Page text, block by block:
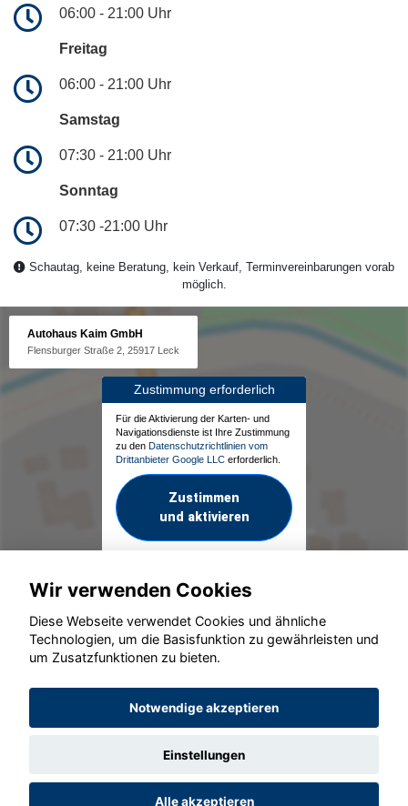
06:00 - 21:00 Uhr
Freitag
06:00 - 21:00 Uhr
Samstag
07:30 - 21:00 Uhr
Sonntag
07:30 -21:00 Uhr
Schautag, keine Beratung, kein Verkauf, Terminvereinbarungen vorab
möglich.
Autohaus Kaim GmbH
Flensburger Straße 2, 25917 Leck
Zustimmung erforderlich
Für die Aktivierung der Karten- und
Navigationsdienste ist Ihre Zustimmung
zu den Datenschutzrichtlinien vom
Drittanbieter Google LLC erforderlich.
Zustimmen
und aktivieren
© konjunkturmotor.de GmbH 2020 - 2026
Wir verwenden Cookies
Diese Webseite verwendet Cookies und ähnliche
Technologien, um die Basisfunktion zu gewährleisten und
um Zusatzfunktionen zu bieten.
Notwendige akzeptieren
Einstellungen
Alle akzeptieren